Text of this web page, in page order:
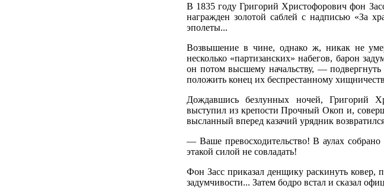
В 1835 году Григорий Христофорович фон
награжден золотой саблей с надписью «За
эполеты...
Возвышение в чине, однако ж, никак не
несколько «партизанских» набегов, барон
он потом высшему начальству, —
положить конец их беспрестанному
Дождавшись безлунных ночей, Григорий
выступил из крепости Прочный Окоп и,
высланный вперед казачий урядник
— Ваше превосходительство! В аулах
этакой силой не совладать!
Фон Засс приказал денщику раскинуть ковер,
задумчивости... Затем бодро встал и сказал